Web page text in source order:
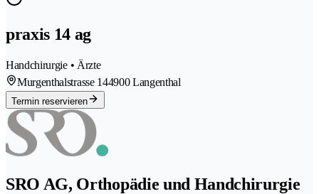
praxis 14 ag
Handchirurgie • Ärzte
Murgenthalstrasse 144900 Langenthal
Termin reservieren
SRO AG, Orthopädie und Handchirurgie